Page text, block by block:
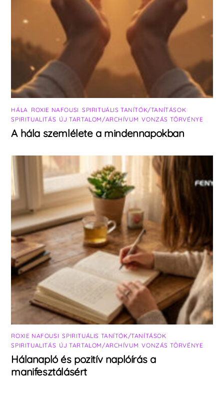
HÁLA ROXIE NAFOUSI SPIRITUÁLIS TANÍTÓK/TANÍTÁSOK
SPIRITUALITÁS ÚJ TARTALOM/ARCHÍVUM ,VONZÁS TÖRVÉNYE
A hála szemlélete a mindennapokban
ROXIE NAFOUSI ,SPIRITUÁLIS TANÍTÓK/TANÍTÁSOK
SPIRITUALITÁS ÚJ TARTALOM/ARCHÍVUM ,VONZÁS TÖRVÉNYE
Hálanapló és pozitív naplóírás a
manifesztálásért